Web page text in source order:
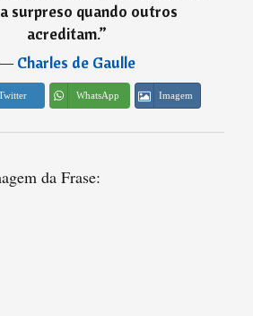
surpreso quando outros
acreditam.”
Charles de Gaulle
WhatsApp Imagem
da Frase: